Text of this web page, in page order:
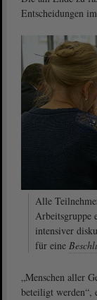
Entscheidungen
Alle
Arbeitsgruppe
intensiver
für eine
„Menschen aller
beteiligt werden“,